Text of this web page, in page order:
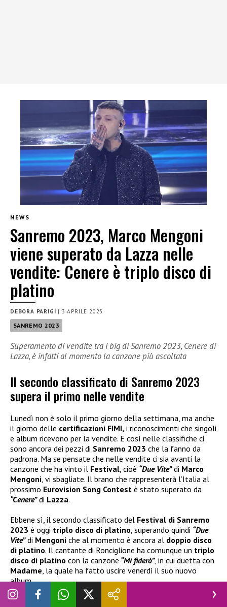
NEWS
Sanremo 2023, Marco Mengoni
viene superato da Lazza nelle
vendite: Cenere è triplo disco di
platino
DEBORA PARIGI | 3 APRILE 2023
SANREMO 2023
Superamento di vendite tra i big di Sanremo 2023, Cenere di
Lazza, è infatti al momento la canzone più ascoltata
Il secondo classificato di Sanremo 2023
supera il primo nelle vendite
Lunedì non è solo il primo giorno della settimana, ma anche
il giorno delle certificazioni FIMI, i riconoscimenti che singoli
e album ricevono per la vendite. E così nelle classifiche ci
sono ancora dei pezzi di Sanremo 2023 che la fanno da
padrona. Ma se pensate che nelle vendite ci sia avanti la
canzone che ha vinto il Festival , cioè “Due Vite”di Marco
Mengoni , vi sbagliate. Il brano che rappresenterà l’Italia al
prossimo Eurovision Song Contest è stato superato da
“Cenere”di Lazza.
Ebbene sì, il secondo classificato del Festival di Sanremo
2023 è oggi triplo disco di platino , superando quindi “Due
Vite”di Mengoni che al momento è ancora al doppio disco
di platino. Il cantante di Ronciglione ha comunque un triplo
disco di platino con la canzone “Mi fiderò”, in cui duetta con
Madame , la quale ha fatto uscire venerdì il suo nuovo
album.